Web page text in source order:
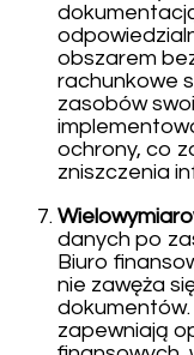
obszarem
rachunkowe
zasobów
ochrony, co
zniszczenia
danych po
Biuro
nie zawęża
zapewniają